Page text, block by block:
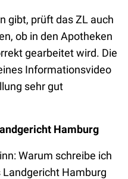
gibt, prüft das ZL auch
ob in den Apotheken
gearbeitet wird. Die
Informationsvideo
sehr gut
Hamburg
Warum schreibe ich
Landgericht Hamburg